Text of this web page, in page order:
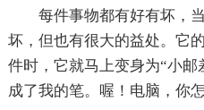
每件事物都有好有坏，当
坏，但也有很大的益处。它
件时，它就马上变身为“小
成了我的笔。喔！电脑，你